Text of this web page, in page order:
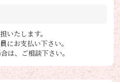
いたします。
にお支払い下さい。
は、ご相談下さい。